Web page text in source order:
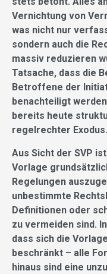
Vernichtung von
was nicht nur
sondern auch die
massiv reduzieren
Tatsache, dass die
Betroffene der
benachteiligt
bereits heute
regelrechter Exodus.
Aus Sicht der SVP
Vorlage
Regelungen
unbestimmte
Definitionen oder
zu vermeiden sind.
dass sich die
beschränkt – alle
hinaus sind eine